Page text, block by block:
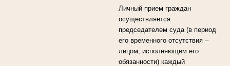
Личный прием граждан
осуществляется
председателем суда (в период
его временного отсутствия –
лицом, исполняющим его
обязанности) каждый